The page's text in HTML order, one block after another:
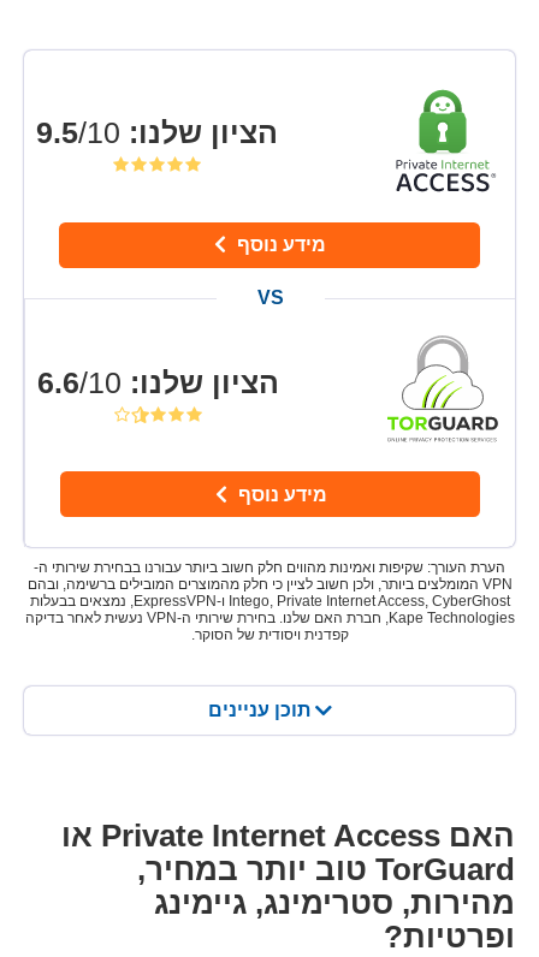
תוכן עניינים
הציון שלנו:
/10
מידע נוסף
הציון שלנו:
/10
מידע נוסף
הערת העורך: שקיפות ואמינות מהווים חלק חשוב ביותר עבורנו בבחירת שירותי ה-
VPN המומלצים ביותר, ולכן חשוב לציין כי חלק מהמוצרים המובילים ברשימה, ובהם
Intego, Private Internet Access, CyberGhost ו-ExpressVPN, נמצאים בבעלות
Kape Technologies, חברת האם שלנו. בחירת שירותי ה-VPN נעשית לאחר בדיקה
קפדנית ויסודית של הסוקר.
האם Private Internet Access או
TorGuard טוב יותר במחיר,
מהירות, סטרימינג, גיימינג
ופרטיות?